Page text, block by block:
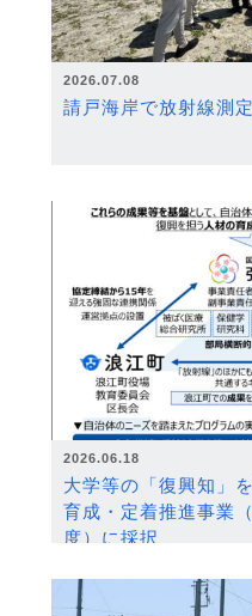
2026.07.08
請戸海岸で放射線測
2026.06.18
大学等の「復興知」
育成・定着推進事業
度）に採択